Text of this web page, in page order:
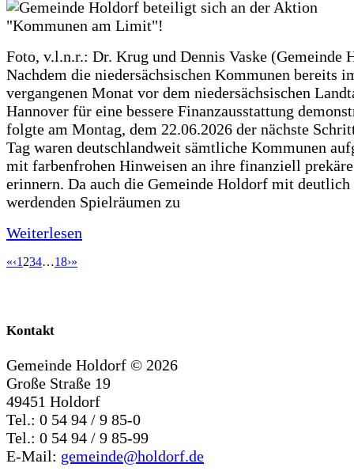
Foto, v.l.n.r.: Dr. Krug und Dennis Vaske (Gemeinde
Nachdem die niedersächsischen Kommunen bereits
vergangenen Monat vor dem niedersächsischen
Hannover für eine bessere Finanzausstattung
folgte am Montag, dem 22.06.2026 der nächste
Tag waren deutschlandweit sämtliche Kommunen
mit farbenfrohen Hinweisen an ihre finanziell
erinnern. Da auch die Gemeinde Holdorf mit deutlich
werdenden Spielräumen zu
Weiterlesen
«‹1 234…18›»
Kontakt
Gemeinde Holdorf © 2026
Große Straße 19
49451 Holdorf
Tel.: 0 54 94 / 9 85-0
Tel.: 0 54 94 / 9 85-99
E-Mail: gemeinde@holdorf.de